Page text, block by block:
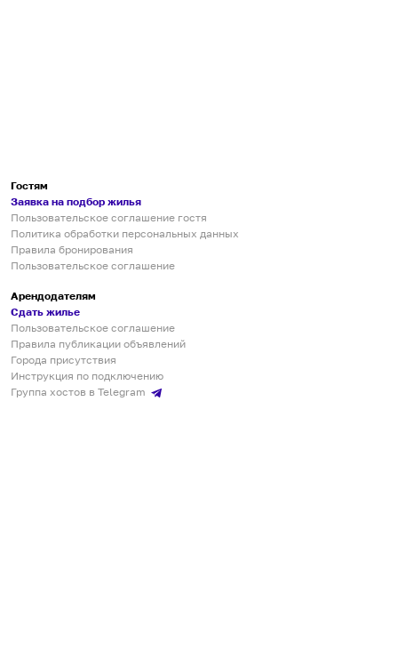
Гостям
Заявка на подбор жилья
Пользовательское соглашение гостя
Политика обработки персональных данных
Правила бронирования
Пользовательское соглашение
Арендодателям
Сдать жилье
Пользовательское соглашение
Правила публикации объявлений
Города присутствия
Инструкция по подключению
Группа хостов в Telegram